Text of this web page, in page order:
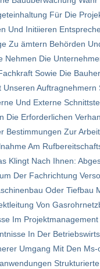
Für Die
Und Initiieren
Zu ämtern Behörden
Nehmen Die
Sowie Die
Unseren Auftrag­nehmern
Und Externe
Die Erforderlichen
Bestimmungen Zur
Am
Klingt Nach Ihnen:
Der Fach­richtung
Oder Tief­bau
Von
Im
In Der
Umgang Mit Den